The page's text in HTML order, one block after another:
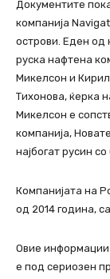
Документите
компанија
острови. Еден од
руска нафтена
Микелсон и
Тихонова, ќерка
Микелсон е
компанија,
најбогат русин
Компанијата на
од 2014 година,
Овие информации
е под сериозен